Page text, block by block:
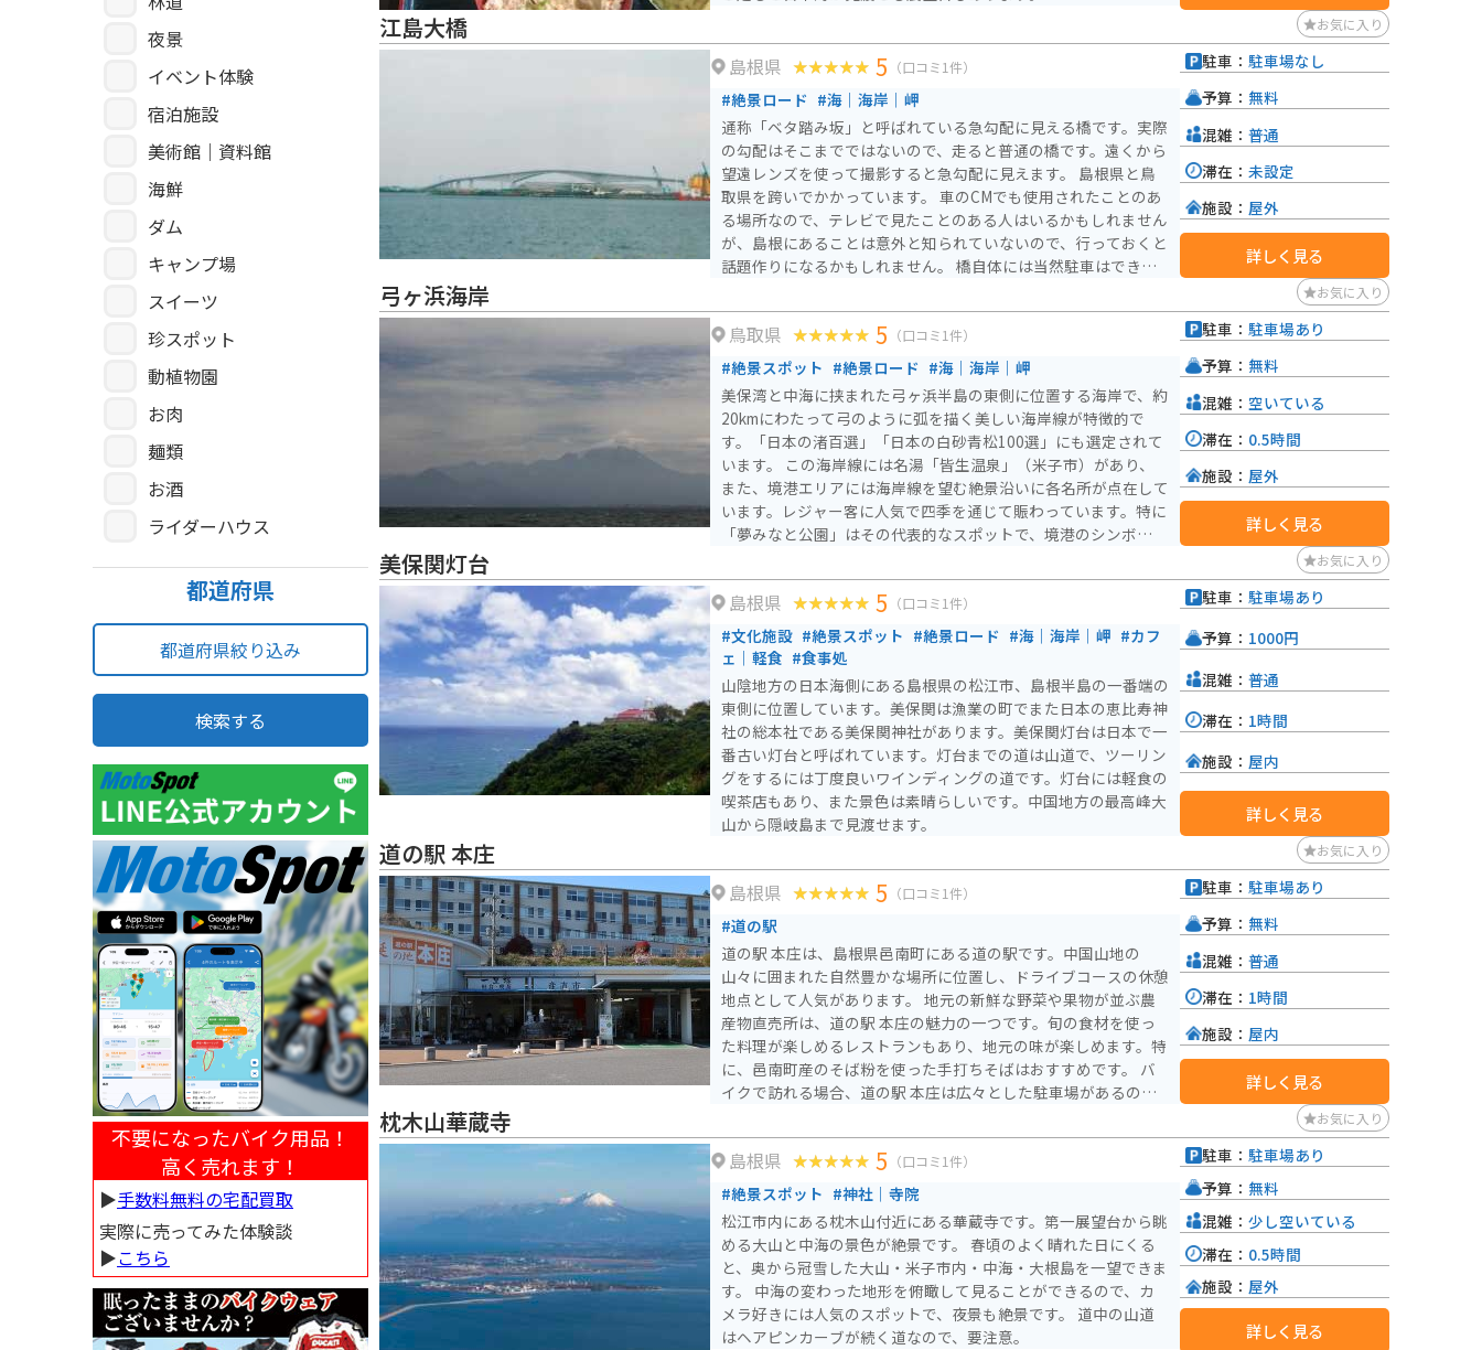
夜景
イベント体験
宿泊施設
美術館｜資料館
海鮮
ダム
キャンプ場
スイーツ
珍スポット
動植物園
お肉
麺類
お酒
ライダーハウス
都道府県
都道府県絞り込み
検索する
不要になったバイク用品！
高く売れます！
▶︎手数料無料の宅配買取
実際に売ってみた体験談
▶︎こちら
江島大橋 お気に入り
島根県 5 （口コミ1件）
#絶景ロード #海｜海岸｜岬
通称「ベタ踏み坂」と呼ばれている急勾配に見える橋です。実際
の勾配はそこまでではないので、走ると普通の橋です。遠くから
望遠レンズを使って撮影すると急勾配に見えます。 島根県と鳥
取県を跨いでかかっています。 車のCMでも使用されたことのあ
る場所なので、テレビで見たことのある人はいるかもしれません
が、島根にあることは意外と知られていないので、行っておくと
話題作りになるかもしれません。 橋自体には当然駐車はできま
いる人が多いです。
駐車： 駐車場なし
予算： 無料
混雑： 普通
滞在： 未設定
施設： 屋外
詳しく見る
弓ヶ浜海岸 お気に入り
鳥取県 5 （口コミ1件）
#絶景スポット #絶景ロード #海｜海岸｜岬
美保湾と中海に挟まれた弓ヶ浜半島の東側に位置する海岸で、約
20kmにわたって弓のように弧を描く美しい海岸線が特徴的で
す。「日本の渚百選」「日本の白砂青松100選」にも選定されて
います。 この海岸線には名湯「皆生温泉」（米子市）があり、
また、境港エリアには海岸線を望む絶景沿いに各名所が点在して
います。レジャー客に人気で四季を通じて賑わっています。特に
「夢みなと公園」はその代表的なスポットで、境港のシンボルタ
商店街」「みなと温泉館」など、人気スポットが集結していま
す。 また、弓ヶ浜海岸はマリンスポーツの名所としても知ら
れ、サーフィンやヨット、パラセーリングなどを楽しむことがで
きます。夏季には特に多くの観光客で賑わいます。海辺にある程
度まで車を乗り入れることができますが、砂地なのでバイクは要
注意です。 さらに、この地域は白ネギの栽培が盛んであり、弓
浜絣などの工芸品も存在します。また、風土記の国引神話にも登
場するこの地は、松林が広がる詩情豊かな景観が広がっていま
す。
駐車： 駐車場あり
予算： 無料
混雑： 空いている
滞在： 0.5時間
施設： 屋外
詳しく見る
美保関灯台 お気に入り
島根県 5 （口コミ1件）
#文化施設 #絶景スポット #絶景ロード #海｜海岸｜岬 #カフ
ェ｜軽食 #食事処
山陰地方の日本海側にある島根県の松江市、島根半島の一番端の
東側に位置しています。美保関は漁業の町でまた日本の恵比寿神
社の総本社である美保関神社があります。美保関灯台は日本で一
番古い灯台と呼ばれています。灯台までの道は山道で、ツーリン
グをするには丁度良いワインディングの道です。灯台には軽食の
喫茶店もあり、また景色は素晴らしいです。中国地方の最高峰大
山から隠岐島まで見渡せます。
駐車： 駐車場あり
予算： 1000円
混雑： 普通
滞在： 1時間
施設： 屋内
詳しく見る
道の駅 本庄 お気に入り
島根県 5 （口コミ1件）
#道の駅
道の駅 本庄は、島根県邑南町にある道の駅です。中国山地の
山々に囲まれた自然豊かな場所に位置し、ドライブコースの休憩
地点として人気があります。 地元の新鮮な野菜や果物が並ぶ農
産物直売所は、道の駅 本庄の魅力の一つです。旬の食材を使っ
た料理が楽しめるレストランもあり、地元の味が楽しめます。特
に、邑南町産のそば粉を使った手打ちそばはおすすめです。 バ
イクで訪れる場合、道の駅 本庄は広々とした駐車場があるので
ディングロードが数多くあります。ツーリングの休憩場所とし
て、ぜひ立ち寄ってみてください。 道の駅 本庄から車で約30分
の場所には、「いづもまがたまの里 伝承館」があります。ここ
では、古代の出雲文化に触れることができます。勾玉作り体験な
どもできるので、家族連れにもおすすめです。
駐車： 駐車場あり
予算： 無料
混雑： 普通
滞在： 1時間
施設： 屋内
詳しく見る
枕木山華蔵寺 お気に入り
島根県 5 （口コミ1件）
#絶景スポット #神社｜寺院
松江市内にある枕木山付近にある華蔵寺です。第一展望台から眺
める大山と中海の景色が絶景です。 春頃のよく晴れた日にくる
と、奥から冠雪した大山・米子市内・中海・大根島を一望できま
す。 中海の変わった地形を俯瞰して見ることができるので、カ
メラ好きには人気のスポットで、夜景も絶景です。 道中の山道
はヘアピンカーブが続く道なので、要注意。
駐車： 駐車場あり
予算： 無料
混雑： 少し空いている
滞在： 0.5時間
施設： 屋外
詳しく見る